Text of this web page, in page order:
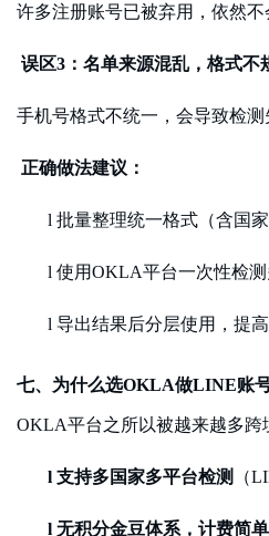
许多注册账号已被弃用，依然不
误区3：名单来源混乱，格式不
手机号格式不统一，会导致检测
正确做法建议：
l 批量整理统一格式（含国家
l 使用OKLA平台一次性检
l 导出结果后分层使用，提
七、为什么选OKLA做LINE账
OKLA平台之所以被越来越多跨
l 支持多国家多平台检测 （
l 无积分金豆体系，计费简